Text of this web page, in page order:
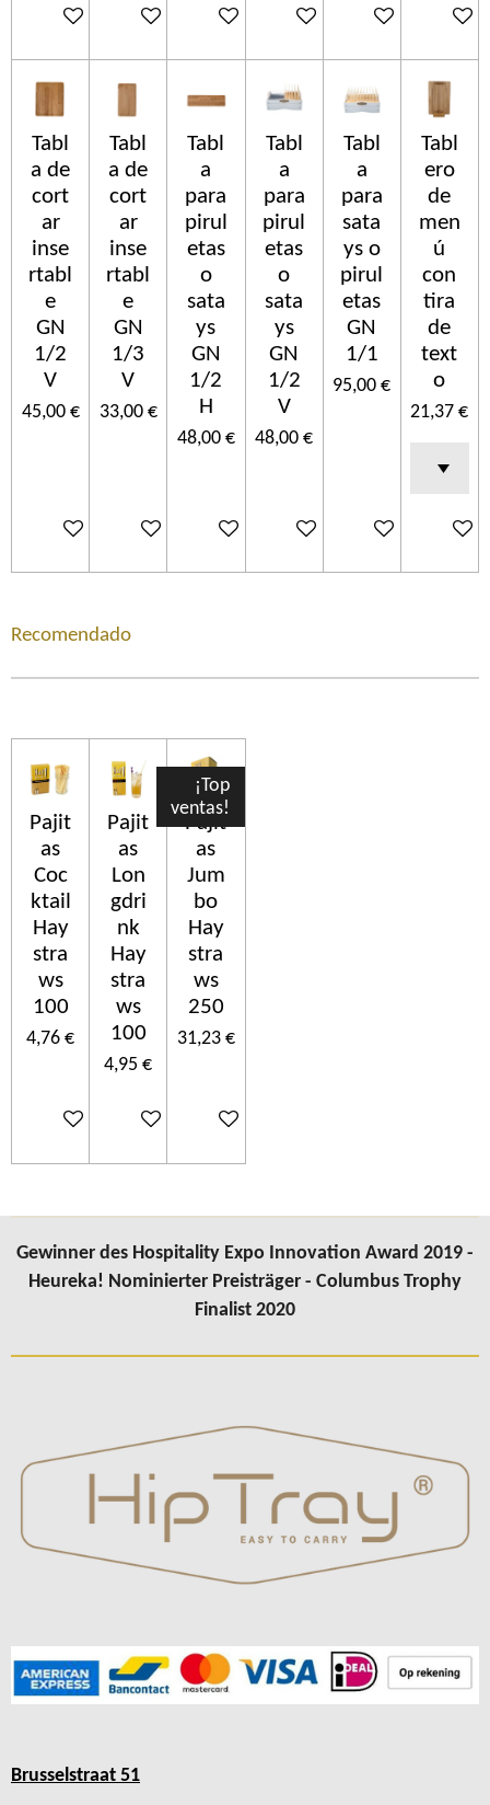
In den WarenkorbIn den WarenkorbIn den WarenkorbIn den WarenkorbIn den Warenkorb
In den
Tabl
a de
cort
ar
inse
rtabl
e
GN
1/2
V
45,00 €
In den Warenkorb
Tabl
a de
cort
ar
inse
rtabl
e
GN
1/3
V
33,00 €
In den Warenkorb
Tabl
a
para
pirul
etas
o
sata
ys
GN
1/2
H
48,00 €
In den Warenkorb
Tabl
a
para
pirul
etas
o
sata
ys
GN
1/2
V
48,00 €
In den Warenkorb
Tabl
a
para
sata
ys o
pirul
etas
GN
1/1
95,00 €
In den Warenkorb
Tabl
ero
de
men
ú
con
tira
de
text
o
21,37 €
In den
Recomendado
Pajit
as
Coc
ktail
Hay
stra
ws
100
4,76 €
In den Warenkorb
Pajit
as
Lon
gdri
nk
Hay
stra
ws
100
4,95 €
In den Warenkorb
¡Top
ventas!
Pajit
as
Jum
bo
Hay
stra
ws
250
31,23 €
In den Warenkorb
Gewinner des Hospitality Expo Innovation Award 2019 -
Heureka! Nominierter Preisträger - Columbus Trophy
Finalist 2020
Brusselstraat 51